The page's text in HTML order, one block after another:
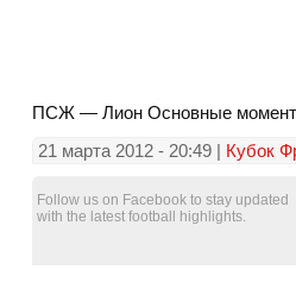
ПСЖ — Лион Основные
21 марта 2012 - 20:49 | Кубок
Follow us on Facebook to stay updated
with the latest football highlights.